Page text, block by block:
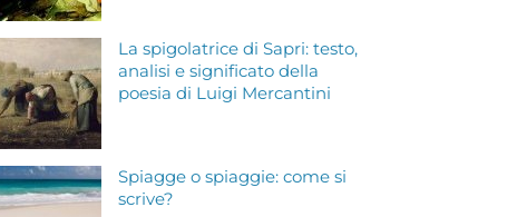
La spigolatrice di Sapri: testo,
analisi e significato della
poesia di Luigi Mercantini
Spiagge o spiaggie: come si
scrive?